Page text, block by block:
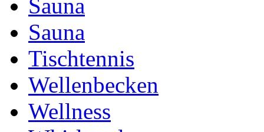
Sauna
Sauna
Tischtennis
Wellenbecken
Wellness